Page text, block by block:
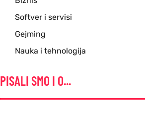
Softver i servisi
Gejming
Nauka i tehnologija
PISALI SMO I O...